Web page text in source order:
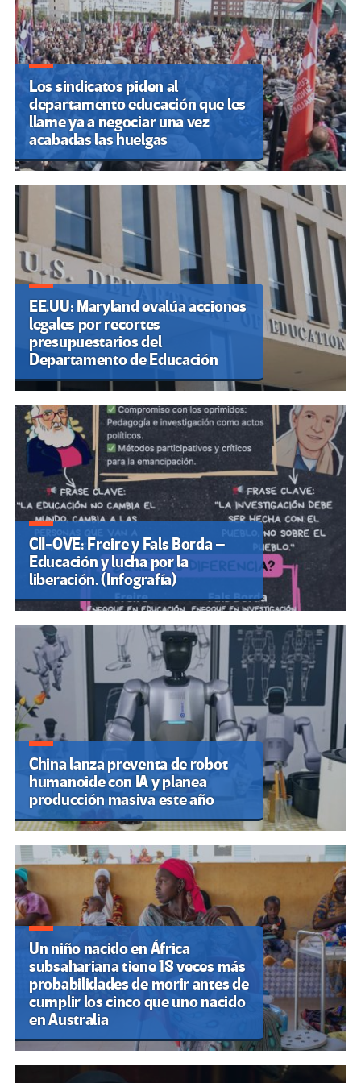
Los sindicatos piden al
departamento educación que les
llame ya a negociar una vez
acabadas las huelgas
EE.UU: Maryland evalúa acciones
legales por recortes
presupuestarios del
Departamento de Educación
CII-OVE: Freire y Fals Borda –
Educación y lucha por la
liberación. (Infografía)
China lanza preventa de robot
humanoide con IA y planea
producción masiva este año
Un niño nacido en África
subsahariana tiene 18 veces más
probabilidades de morir antes de
cumplir los cinco que uno nacido
en Australia